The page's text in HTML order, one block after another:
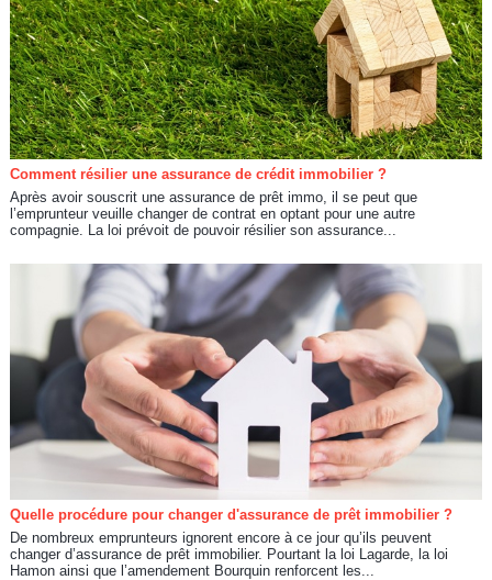
Comment résilier une assurance de crédit immobilier ?
Après avoir souscrit une assurance de prêt immo, il se peut que
l’emprunteur veuille changer de contrat en optant pour une autre
compagnie. La loi prévoit de pouvoir résilier son assurance...
Quelle procédure pour changer d'assurance de prêt immobilier ?
De nombreux emprunteurs ignorent encore à ce jour qu’ils peuvent
changer d’assurance de prêt immobilier. Pourtant la loi Lagarde, la loi
Hamon ainsi que l’amendement Bourquin renforcent les...